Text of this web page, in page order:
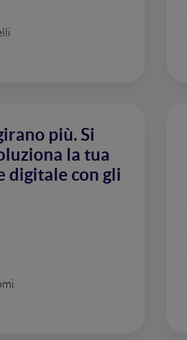
più. Si
la tua
digitale con gli